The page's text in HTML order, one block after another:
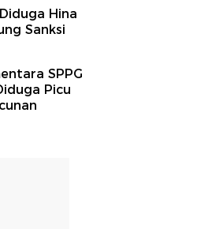
Hina
Sanksi
SPPG
Picu